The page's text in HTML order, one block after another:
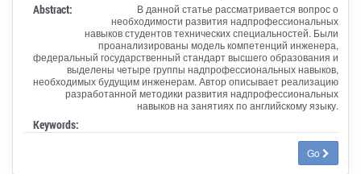
Abstract:
В данной статье рассматривается вопрос о
необходимости развития надпрофессиональных
навыков студентов технических специальностей. Были
проанализированы модель компетенций инженера,
федеральный государственный стандарт высшего образования и
выделены четыре группы надпрофессиональных навыков,
необходимых будущим инженерам. Автор описывает реализацию
разработанной методики развития надпрофессиональных
навыков на занятиях по английскому языку.
Keywords:
Go